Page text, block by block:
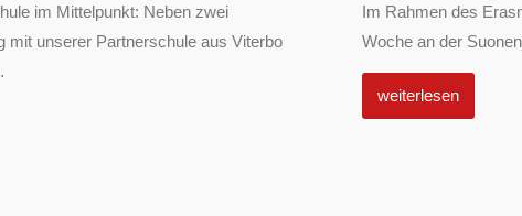
im Mittelpunkt: Neben zwei
mit unserer Partnerschule aus Viterbo
Im Rahmen des
Woche an der
weiterlesen